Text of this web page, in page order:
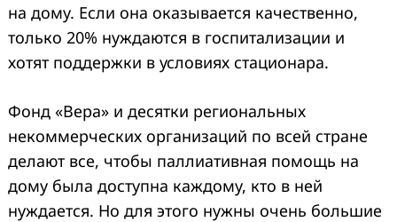
на дому. Если она оказывается качественно,
только 20% нуждаются в госпитализации и
хотят поддержки в условиях стационара.
Фонд «Вера» и десятки региональных
некоммерческих организаций по всей стране
делают все, чтобы паллиативная помощь на
дому была доступна каждому, кто в ней
нуждается. Но для этого нужны очень большие